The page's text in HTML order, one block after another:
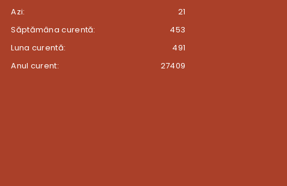
Azi:
21
Săptămâna curentă:
453
Luna curentă:
491
Anul curent:
27409